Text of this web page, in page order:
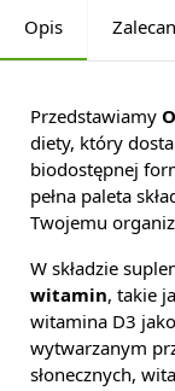
Opis
Przedstawiamy
diety, który
biodostępnej
pełna paleta
Twojemu
W składzie
witamin, takie
witamina D3
wytwarzanym
słonecznych,